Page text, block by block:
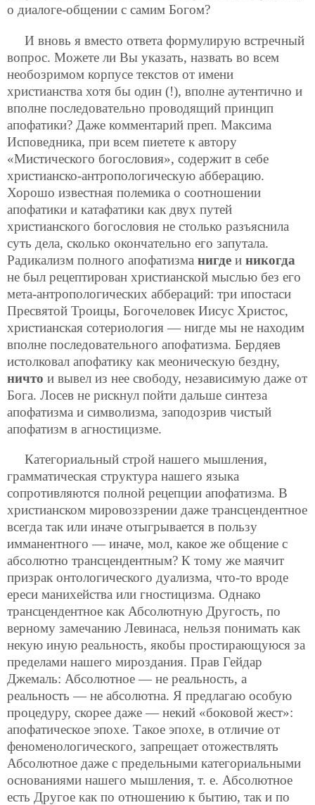
о диалоге-общении с самим Богом?
И вновь я вместо ответа формулирую встречный
вопрос. Можете ли Вы указать, назвать во всем
необозримом корпусе текстов от имени
христианства хотя бы один (!), вполне аутентично и
вполне последовательно проводящий принцип
апофатики? Даже комментарий преп. Максима
Исповедника, при всем пиетете к автору
«Мистического богословия», содержит в себе
христианско-антропологическую абберацию.
Хорошо известная полемика о соотношении
апофатики и катафатики как двух путей
христианского богословия не столько разъяснила
суть дела, сколько окончательно его запутала.
Радикализм полного апофатизма нигде и никогда
не был рецептирован христианской мыслью без его
мета-антропологических аббераций: три ипостаси
Пресвятой Троицы, Богочеловек Иисус Христос,
христианская сотериология — нигде мы не находим
вполне последовательного апофатизма. Бердяев
истолковал апофатику как меоническую бездну,
ничто и вывел из нее свободу, независимую даже от
Бога. Лосев не рискнул пойти дальше синтеза
апофатизма и символизма, заподозрив чистый
апофатизм в агностицизме.
Категориальный строй нашего мышления,
грамматическая структура нашего языка
сопротивляются полной рецепции апофатизма. В
христианском мировоззрении даже трансцендентное
всегда так или иначе отыгрывается в пользу
имманентного — иначе, мол, какое же общение с
абсолютно трансцендентным? К тому же маячит
призрак онтологического дуализма, что-то вроде
ереси манихейства или гностицизма. Однако
трансцендентное как Абсолютную Другость, по
верному замечанию Левинаса, нельзя понимать как
некую иную реальность, якобы простирающуюся за
пределами нашего мироздания. Прав Гейдар
Джемаль: Абсолютное — не реальность, а
реальность — не абсолютна. Я предлагаю особую
процедуру, скорее даже — некий «боковой жест»:
апофатическое эпохе. Такое эпохе, в отличие от
феноменологического, запрещает отожествлять
Абсолютное даже с предельными категориальными
основаниями нашего мышления, т. е. Абсолютное
есть Другое как по отношению к бытию, так и по